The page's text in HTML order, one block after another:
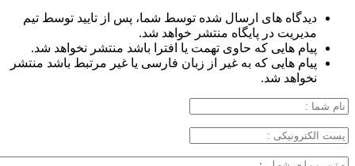
دیدگاه های ارسال شده توسط شما، پس از تایید توسط تیم
مدیریت در پایگاه منتشر خواهد شد.
پیام هایی که حاوی تهمت یا افترا باشد منتشر نخواهد شد.
پیام هایی که به غیر از زبان فارسی یا غیر مرتبط باشد منتشر
نخواهد شد.